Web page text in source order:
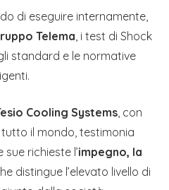
di eseguire internamente,
Telema, i test di Shock
standard e le normative
Cooling Systems, con
il mondo, testimonia
richieste l’impegno, la
distingue l’elevato livello di